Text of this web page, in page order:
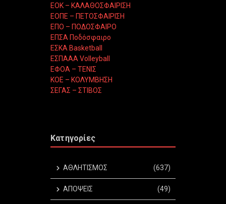
ΕΟΚ – ΚΑΛΑΘΟΣΦΑΙΡΙΣΗ
ΕΟΠΕ – ΠΕΤΟΣΦΑΙΡΙΣΗ
ΕΠΟ – ΠΟΔΟΣΦΑΙΡΟ
ΕΠΣΑ Ποδόσφαιρο
ΕΣΚΑ Basketball
ΕΣΠΑΑΑ Volleyball
ΕΦΟΑ – ΤΕΝΙΣ
ΚΟΕ – ΚΟΛΥΜΒΗΣΗ
ΣΕΓΑΣ – ΣΤΙΒΟΣ
Κατηγορίες
ΑΘΛΗΤΙΣΜΟΣ (637)
ΑΠΟΨΕΙΣ (49)